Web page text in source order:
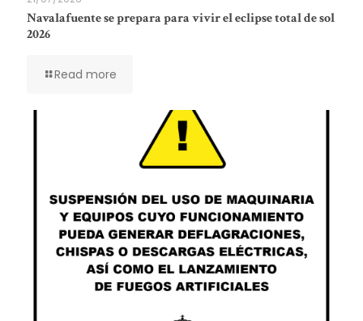
Navalafuente se prepara para vivir el eclipse total de sol
2026
Read more